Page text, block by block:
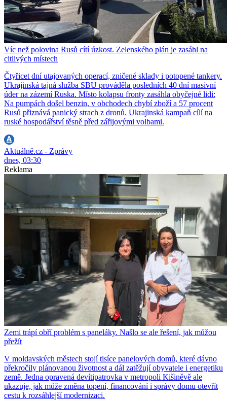
Víc než polovina Rusů cítí úzkost. Zelenského plán je zasáhl na
citlivých místech
Čtyřicet dní utajovaných operací, zničené sklady i potopené tankery.
Ukrajinská tajná služba SBU prováděla posledních 40 dní masivní
úder na zázemí Ruska. Místo kolapsu fronty zasáhla obyčejné lidi:
Na pumpách došel benzin, v obchodech chybí zboží a 57 procent
Rusů přiznává panický strach z dronů. Ukrajinská kampaň cílí na
ruské hospodářství těsně před zářijovými volbami.
Aktuálně.cz - Zprávy
dnes, 03:30
Reklama
Zemi trápí obří problém s paneláky. Našlo se ale řešení, jak můžou
přežít
V moldavských městech stojí tisíce panelových domů, které dávno
překročily plánovanou životnost a dál zatěžují obyvatele i energetiku
země. Jedna opravená devítipatrovka v metropoli Kišiněvě ale
ukazuje, jak může změna topení, financování i správy domu otevřít
cestu k rozsáhlejší modernizaci.